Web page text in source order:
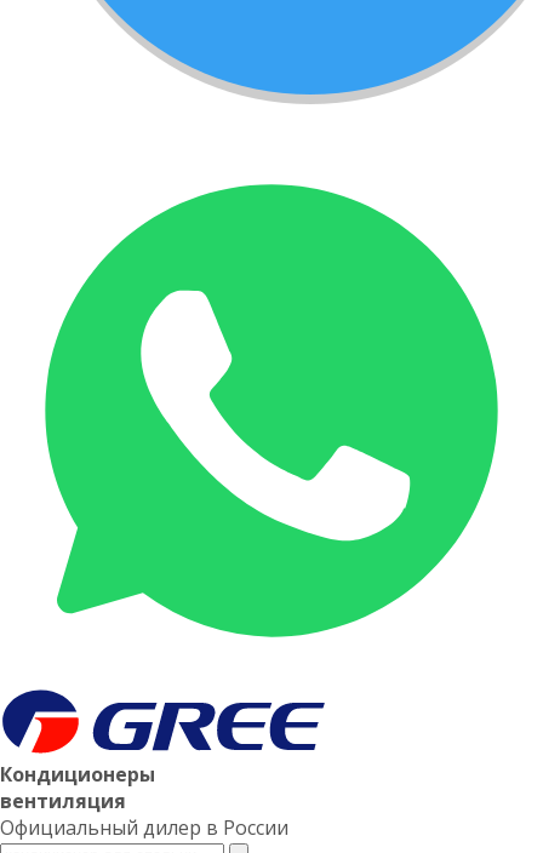
Кондиционеры
вентиляция
Официальный дилер в России